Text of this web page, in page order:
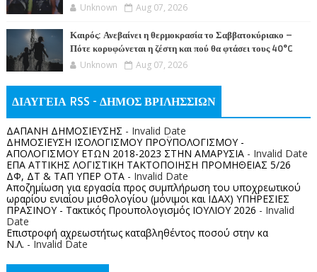
Unknown Aug 07, 2026
Καιρός: Ανεβαίνει η θερμοκρασία το Σαββατοκύριακο –
Πότε κορυφώνεται η ζέστη και πού θα φτάσει τους 40°C
Unknown Aug 07, 2026
ΔΙΑΥΓΕΙΑ RSS - ΔΗΜΟΣ ΒΡΙΛΗΣΣΙΩΝ
ΔΑΠΑΝΗ ΔΗΜΟΣΙΕΥΣΗΣ - Invalid Date
ΔΗΜΟΣΙΕΥΣΗ ΙΣΟΛΟΓΙΣΜΟΥ ΠΡΟΫΠΟΛΟΓΙΣΜΟΥ -
ΑΠΟΛΟΓΙΣΜΟΥ ΕΤΩΝ 2018-2023 ΣΤΗΝ ΑΜΑΡΥΣΙΑ- Invalid Date
ΕΠΑ ΑΤΤΙΚΗΣ ΛΟΓΙΣΤΙΚΗ ΤΑΚΤΟΠΟΙΗΣΗ ΠΡΟΜΗΘΕΙΑΣ 5/26
ΔΦ, ΔΤ & ΤΑΠ ΥΠΕΡ ΟΤΑ- Invalid Date
Αποζημίωση για εργασία προς συμπλήρωση του υποχρεωτικού
ωραρίου ενιαίου μισθολογίου (μόνιμοι και ΙΔΑΧ) ΥΠΗΡΕΣΙΕΣ
ΠΡΑΣΙΝΟΥ - Τακτικός Προυπολογισμός ΙΟΥΛΙΟΥ 2026 - Invalid
Date
Επιστροφή αχρεωστήτως καταβληθέντος ποσoύ στην κα
Ν.Λ. - Invalid Date